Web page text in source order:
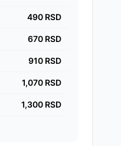
490 RSD
670 RSD
910 RSD
1,070 RSD
1,300 RSD